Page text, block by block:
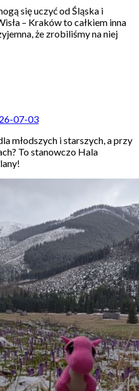
się uczyć od Śląska i
– Kraków to całkiem inna
że zrobiliśmy na niej
07-03
młodszych i starszych, a przy
To stanowczo Hala